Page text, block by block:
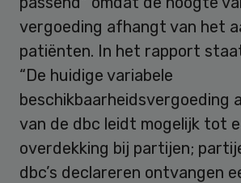
vergoeding afhangt van het
patiënten. In het rapport
“De huidige variabele
beschikbaarheidsvergoeding
van de dbc leidt mogelijk tot
overdekking bij partijen;
dbc’s declareren ontvangen